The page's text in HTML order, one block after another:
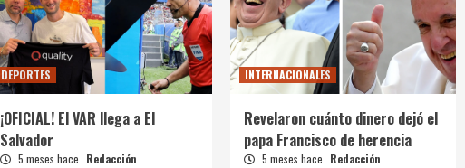
DEPORTES
¡OFICIAL! El VAR llega a El
Salvador
5 meses hace Redacción
INTERNACIONALES
Revelaron cuánto dinero dejó el
papa Francisco de herencia
5 meses hace Redacción